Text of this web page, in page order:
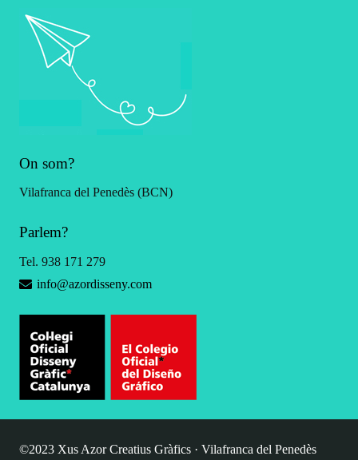
On som?
Vilafranca del Penedès (BCN)
Parlem?
Tel. 938 171 279
info@azordisseny.com
©2023 Xus Azor Creatius Gràfics · Vilafranca del Penedès